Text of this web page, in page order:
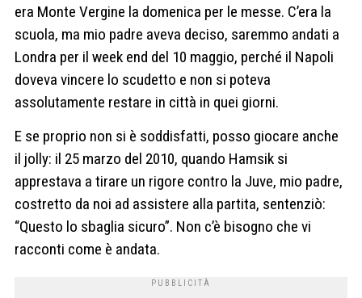
era Monte Vergine la domenica per le messe. C’era la
scuola, ma mio padre aveva deciso, saremmo andati a
Londra per il week end del 10 maggio, perché il Napoli
doveva vincere lo scudetto e non si poteva
assolutamente restare in città in quei giorni.
E se proprio non si è soddisfatti, posso giocare anche
il jolly: il 25 marzo del 2010, quando Hamsik si
apprestava a tirare un rigore contro la Juve, mio padre,
costretto da noi ad assistere alla partita, sentenziò:
“Questo lo sbaglia sicuro”. Non c’è bisogno che vi
racconti come è andata.